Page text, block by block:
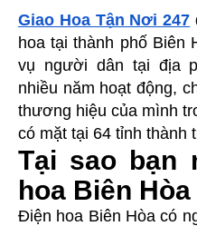
Giao Hoa Tận Nơi 247
hoa tại thành phố Biên
vụ người dân tại địa
nhiều năm hoạt động,
thương hiệu của mình
có mặt tại 64 tỉnh thành
Tại sao bạn
hoa Biên
Điện hoa Biên Hòa có